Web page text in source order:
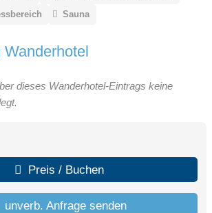
Sauna
dieses Wanderhotel-Eintrags keine
Preis / Buchen
unverb. Anfrage senden